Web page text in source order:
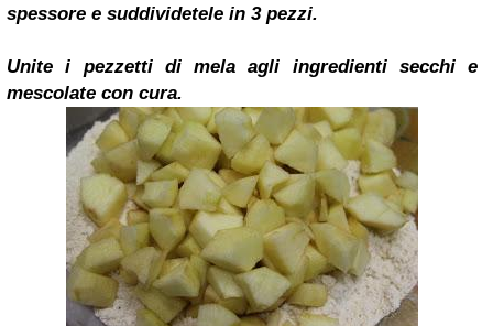
spessore e suddividetele in 3 pezzi.
Unite i pezzetti di mela agli ingredienti secchi e
mescolate con cura.